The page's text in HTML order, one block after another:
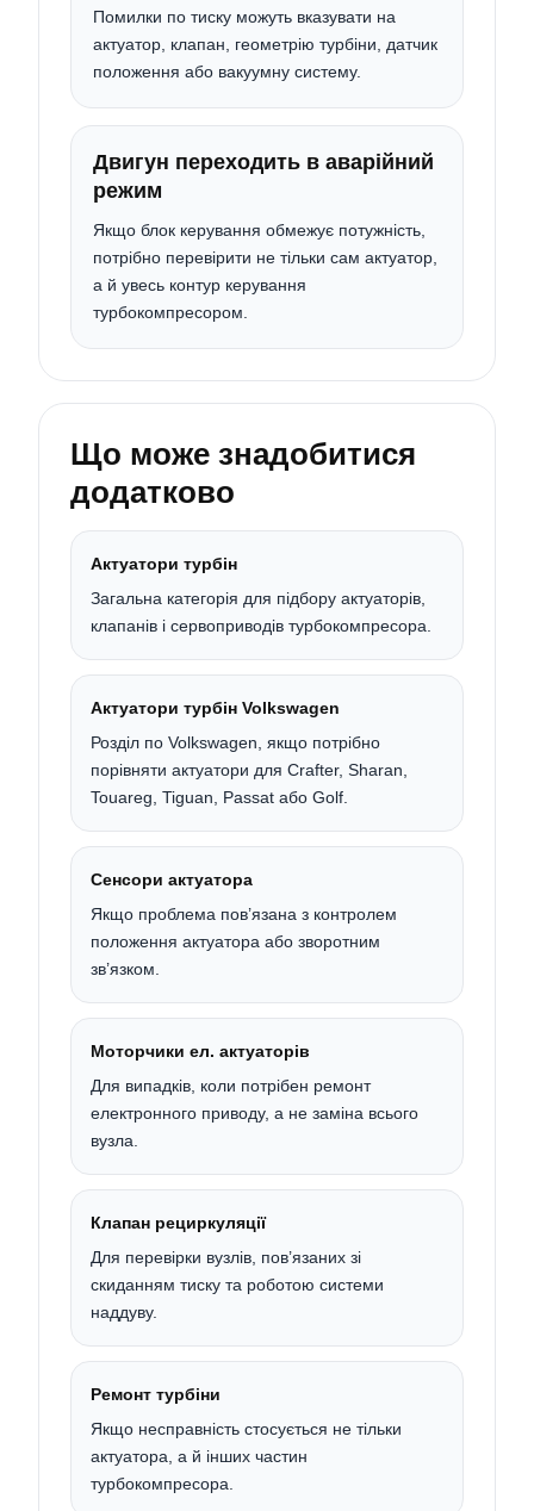
Помилки по тиску можуть вказувати на
актуатор, клапан, геометрію турбіни, датчик
положення або вакуумну систему.
Двигун переходить в аварійний
режим
Якщо блок керування обмежує потужність,
потрібно перевірити не тільки сам актуатор,
а й увесь контур керування
турбокомпресором.
Що може знадобитися
додатково
Актуатори турбін
Загальна категорія для підбору актуаторів,
клапанів і сервоприводів турбокомпресора.
Актуатори турбін Volkswagen
Розділ по Volkswagen, якщо потрібно
порівняти актуатори для Crafter, Sharan,
Touareg, Tiguan, Passat або Golf.
Сенсори актуатора
Якщо проблема пов’язана з контролем
положення актуатора або зворотним
зв’язком.
Моторчики ел. актуаторів
Для випадків, коли потрібен ремонт
електронного приводу, а не заміна всього
вузла.
Клапан рециркуляції
Для перевірки вузлів, пов’язаних зі
скиданням тиску та роботою системи
наддуву.
Ремонт турбіни
Якщо несправність стосується не тільки
актуатора, а й інших частин
турбокомпресора.